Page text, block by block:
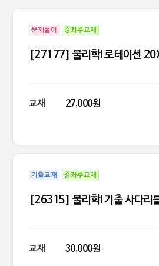
문제풀이 강좌주교재
[27177] 물리학I 로테이션
교재 27,000원
기출교재 강좌주교재
[26315] 물리학I 기출 사다리
교재 30,000원